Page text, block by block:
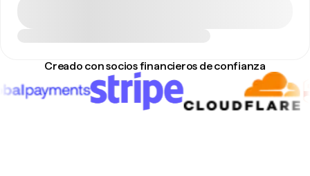
Creado con socios financieros de confianza